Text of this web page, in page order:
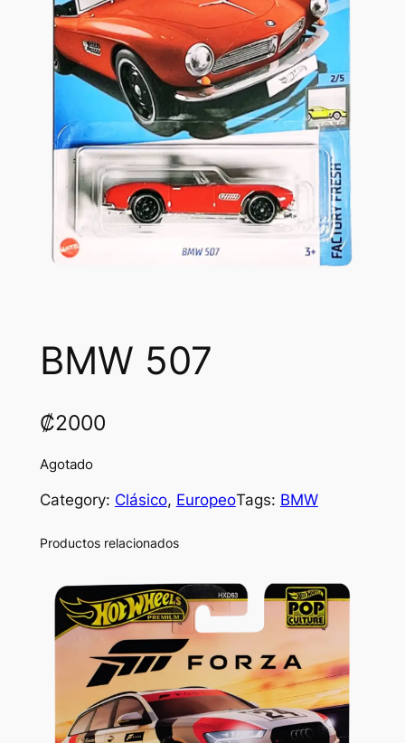
BMW 507
₡2000
Agotado
Category: Clásico, EuropeoTags: BMW
Productos relacionados